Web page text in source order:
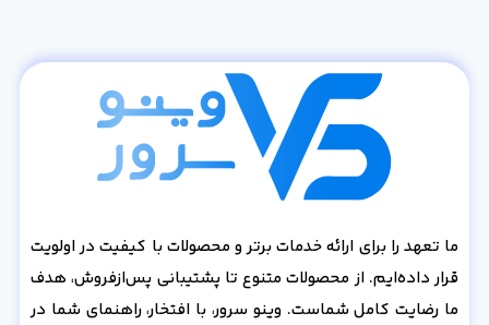
ما تعهد را برای ارائه خدمات برتر و محصولات با کیفیت در اولویت
قرار داده‌ایم. از محصولات متنوع تا پشتیبانی پس‌از‌فروش، هدف
ما رضایت کامل شماست. وینو سرور، با افتخار، راهنمای شما در